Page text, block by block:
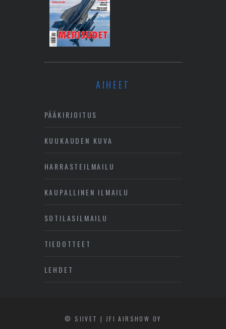
AIHEET
PÄÄKIRJOITUS
KUUKAUDEN KUVA
HARRASTEILMAILU
KAUPALLINEN ILMAILU
SOTILASILMAILU
TIEDOTTEET
LEHDET
© SIIVET | JFI AIRSHOW OY